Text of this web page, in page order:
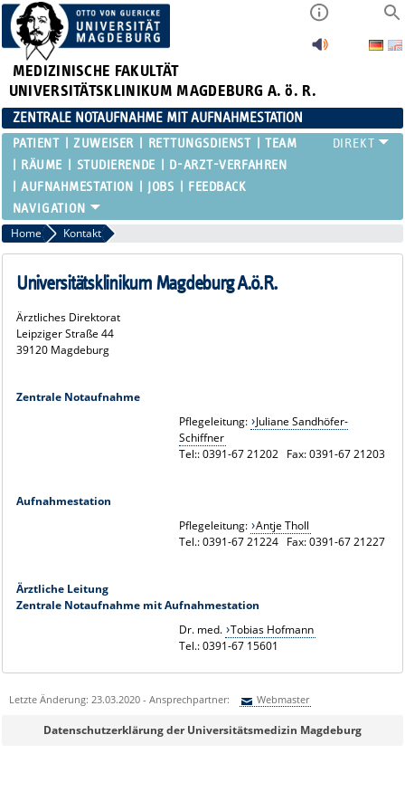
MEDIZINISCHE FAKULTÄT
UNIVERSITÄTSKLINIKUM MAGDEBURG A. ö. R.
ZENTRALE NOTAUFNAHME MIT AUFNAHMESTATION
PATIENT ZUWEISER RETTUNGSDIENST
TEAM
RÄUME
STUDIERENDE
D-ARZT-VERFAHREN
AUFNAHMESTATION
JOBS FEEDBACK
Home Kontakt
Universitätsklinikum Magdeburg A.ö.R.
Ärztliches Direktorat
Leipziger Straße 44
39120 Magdeburg
Zentrale Notaufnahme
Pflegeleitung: Juliane Sandhöfer-
Schiffner
Tel:: 0391-67 21202 Fax: 0391-67 21203
Aufnahmestation
Pflegeleitung: Antje Tholl
Tel.: 0391-67 21224 Fax: 0391-67 21227
Ärztliche Leitung
Zentrale Notaufnahme mit Aufnahmestation
Dr. med. Tobias Hofmann
Tel.: 0391-67 15601
Letzte Änderung: 23.03.2020 - Ansprechpartner: Webmaster
Sie können eine Nachricht versenden an:Webmaster
Datenschutzerklärung der Universitätsmedizin Magdeburg